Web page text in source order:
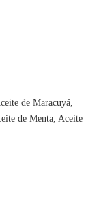
de Maracuyá,
de Menta, Aceite